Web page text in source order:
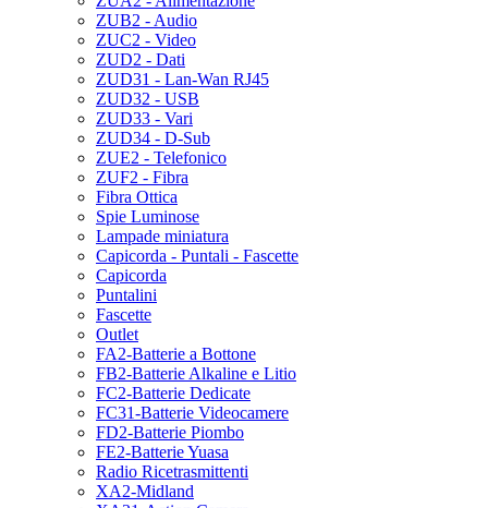
ZUB2 - Audio
ZUC2 - Video
ZUD2 - Dati
ZUD31 - Lan-Wan RJ45
ZUD32 - USB
ZUD33 - Vari
ZUD34 - D-Sub
ZUE2 - Telefonico
ZUF2 - Fibra
Fibra Ottica
Spie Luminose
Lampade miniatura
Capicorda - Puntali - Fascette
Capicorda
Puntalini
Fascette
Outlet
FA2-Batterie a Bottone
FB2-Batterie Alkaline e Litio
FC2-Batterie Dedicate
FC31-Batterie Videocamere
FD2-Batterie Piombo
FE2-Batterie Yuasa
Radio Ricetrasmittenti
XA2-Midland